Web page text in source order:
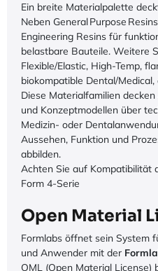
Ein breite Materialpalette
Neben General Purpose
Engineering Resins für
belastbare Bauteile. Weitere
Flexible/Elastic, High-Temp,
biokompatible Dental/
Diese Materialfamilien
und Konzeptmodellen über
Medizin- oder
Aussehen, Funktion und
abbilden.
Achten Sie auf Kompatibilität
Form 4-Serie
Open Material
Formlabs öffnet sein System
und Anwender mit der
OML (Open Material